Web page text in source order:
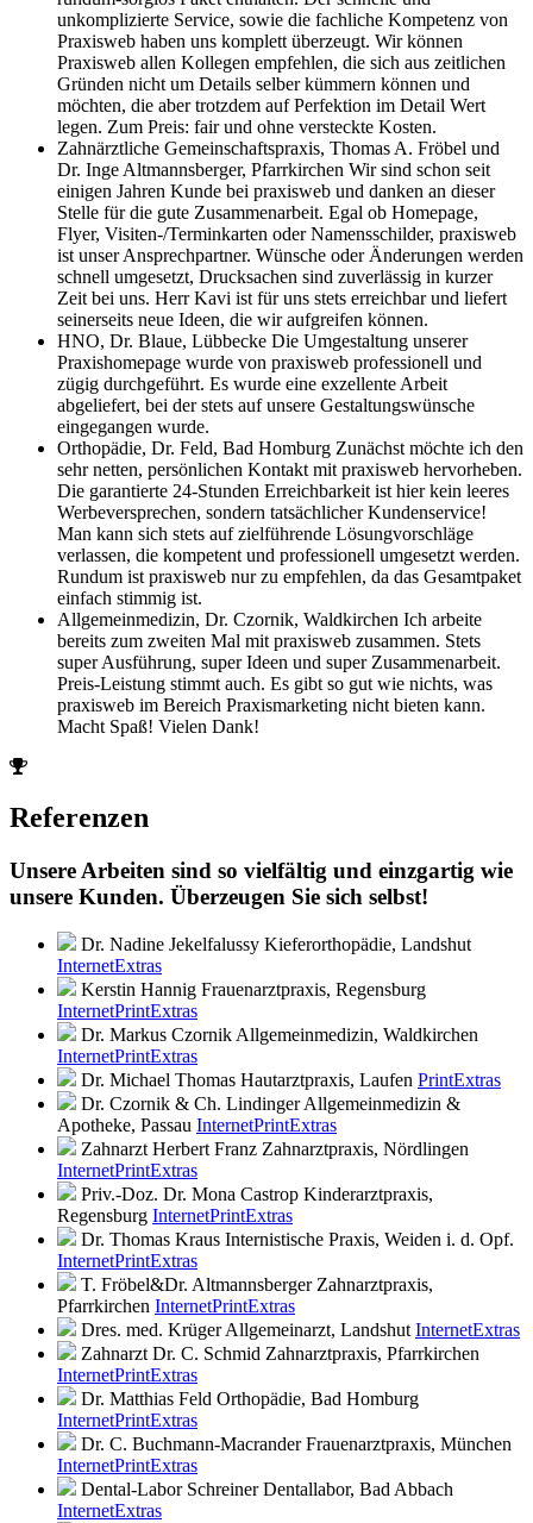
unkomplizierte Service, sowie die fachliche Kompetenz von
Praxisweb haben uns komplett überzeugt. Wir können
Praxisweb allen Kollegen empfehlen, die sich aus zeitlichen
Gründen nicht um Details selber kümmern können und
möchten, die aber trotzdem auf Perfektion im Detail Wert
legen. Zum Preis: fair und ohne versteckte Kosten.
Zahnärztliche Gemeinschaftspraxis, Thomas A. Fröbel und
Dr. Inge Altmannsberger, Pfarrkirchen Wir sind schon seit
einigen Jahren Kunde bei praxisweb und danken an dieser
Stelle für die gute Zusammenarbeit. Egal ob Homepage,
Flyer, Visiten-/Terminkarten oder Namensschilder, praxisweb
ist unser Ansprechpartner. Wünsche oder Änderungen werden
schnell umgesetzt, Drucksachen sind zuverlässig in kurzer
Zeit bei uns. Herr Kavi ist für uns stets erreichbar und liefert
seinerseits neue Ideen, die wir aufgreifen können.
HNO, Dr. Blaue, Lübbecke Die Umgestaltung unserer
Praxishomepage wurde von praxisweb professionell und
zügig durchgeführt. Es wurde eine exzellente Arbeit
abgeliefert, bei der stets auf unsere Gestaltungswünsche
eingegangen wurde.
Orthopädie, Dr. Feld, Bad Homburg Zunächst möchte ich den
sehr netten, persönlichen Kontakt mit praxisweb hervorheben.
Die garantierte 24-Stunden Erreichbarkeit ist hier kein leeres
Werbeversprechen, sondern tatsächlicher Kundenservice!
Man kann sich stets auf zielführende Lösungvorschläge
verlassen, die kompetent und professionell umgesetzt werden.
Rundum ist praxisweb nur zu empfehlen, da das Gesamtpaket
einfach stimmig ist.
Allgemeinmedizin, Dr. Czornik, Waldkirchen Ich arbeite
bereits zum zweiten Mal mit praxisweb zusammen. Stets
super Ausführung, super Ideen und super Zusammenarbeit.
Preis-Leistung stimmt auch. Es gibt so gut wie nichts, was
praxisweb im Bereich Praxismarketing nicht bieten kann.
Macht Spaß! Vielen Dank!
Referenzen
Unsere Arbeiten sind so vielfältig und einzgartig wie
unsere Kunden. Überzeugen Sie sich selbst!
Dr. Nadine Jekelfalussy Kieferorthopädie, Landshut
InternetExtras
Kerstin Hannig Frauenarztpraxis, Regensburg
InternetPrintExtras
Dr. Markus CzornikAllgemeinmedizin, Waldkirchen
InternetPrintExtras
Dr. Michael Thomas Hautarztpraxis, Laufen PrintExtras
Dr. Czornik & Ch. LindingerAllgemeinmedizin &
Apotheke, Passau InternetPrintExtras
Zahnarzt Herbert Franz Zahnarztpraxis, Nördlingen
InternetPrintExtras
Priv.-Doz. Dr. Mona Castrop Kinderarztpraxis,
Regensburg InternetPrintExtras
Dr. Thomas Kraus Internistische Praxis, Weiden i. d. Opf.
InternetPrintExtras
T. Fröbel&Dr. Altmannsberger Zahnarztpraxis,
Pfarrkirchen InternetPrintExtras
Dres. med. KrügerAllgemeinarzt, Landshut InternetExtras
Zahnarzt Dr. C. Schmid Zahnarztpraxis, Pfarrkirchen
InternetPrintExtras
Dr. Matthias Feld Orthopädie, Bad Homburg
InternetPrintExtras
Dr. C. Buchmann-Macrander Frauenarztpraxis, München
InternetPrintExtras
Dental-Labor Schreiner Dentallabor, Bad Abbach
InternetExtras